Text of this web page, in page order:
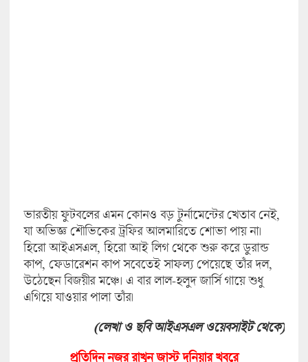
ভারতীয় ফুটবলের এমন কোনও বড় টুর্নামেন্টের খেতাব নেই,
যা অভিজ্ঞ শৌভিকের ট্রফির আলমারিতে শোভা পায় না।
হিরো আইএসএল, হিরো আই লিগ থেকে শুরু করে ডুরান্ড
কাপ, ফেডারেশন কাপ সবেতেই সাফল্য পেয়েছে তাঁর দল,
উঠেছেন বিজয়ীর মঞ্চে। এ বার লাল-হলুদ জার্সি গায়ে শুধু
এগিয়ে যাওয়ার পালা তাঁর।
(লেখা ও ছবি আইএসএল ওয়েবসাইট থেকে)
প্রতিদিন নজর রাখুন জাস্ট দুনিয়ার খবরে